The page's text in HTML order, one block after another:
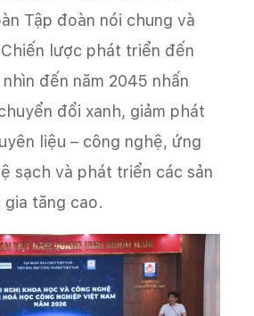
Tập đoàn nói chung và
lược phát triển đến
đến năm 2045 nhấn
đổi xanh, giảm phát
liệu – công nghệ, ứng
sạch và phát triển các sản
tăng cao.